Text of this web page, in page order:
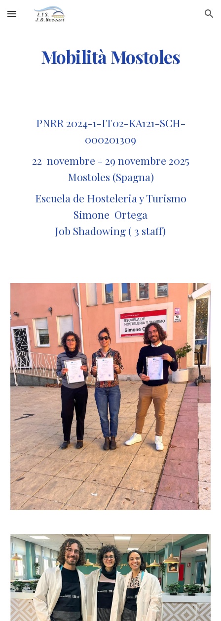
Skip to main content Skip to navigation
MobilitàMostoles
PNRR 2024-1-IT02-KA121-SCH-
000201309
22 novembre - 29 novembre 2025
Mostoles (Spagna)
Escuela de Hosteleria y Turismo
Simone Ortega
Job Shadowing ( 3 staff)